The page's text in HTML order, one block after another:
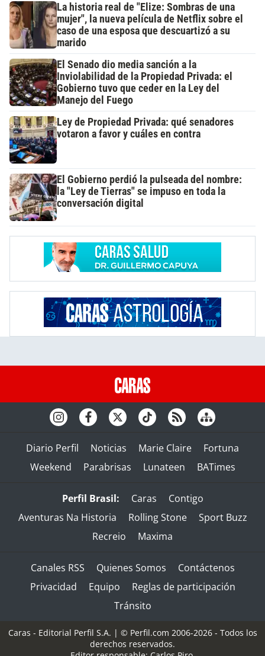
La historia real de "Elize: Sombras de una
mujer", la nueva película de Netflix sobre el
caso de una esposa que descuartizó a su
marido
El Senado dio media sanción a la
Inviolabilidad de la Propiedad Privada: el
Gobierno tuvo que ceder en la Ley del
Manejo del Fuego
Ley de Propiedad Privada: qué senadores
votaron a favor y cuáles en contra
El Gobierno perdió la pulseada del nombre:
la "Ley de Tierras" se impuso en toda la
conversación digital
Diario Perfil Noticias Marie Claire
Fortuna
Weekend
Parabrisas Lunateen BATimes
Perfil Brasil: Caras
Contigo
Aventuras Na Historia
Rolling Stone
Sport Buzz
Recreio
Maxima
Canales RSS Quienes Somos
Contáctenos
Privacidad
Equipo
Reglas de participación
Tránsito
Caras - Editorial Perfil S.A. | © Perfil.com 2006-2026 - Todos los
derechos reservados.